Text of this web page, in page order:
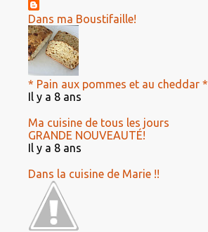
Dans ma Boustifaille!
* Pain aux pommes et au cheddar *
Il y a 8 ans
Ma cuisine de tous les jours
GRANDE NOUVEAUTÉ!
Il y a 8 ans
Dans la cuisine de Marie !!